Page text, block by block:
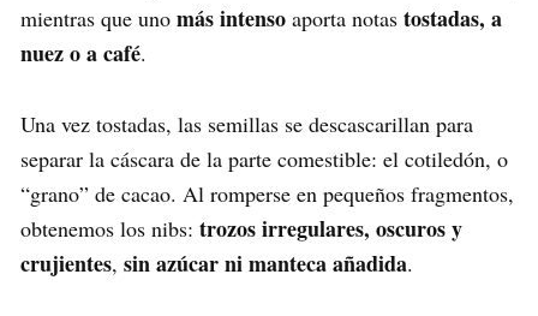
mientras que uno más intenso aporta notas tostadas, a
nuez o a café.
Una vez tostadas, las semillas se descascarillan para
separar la cáscara de la parte comestible: el cotiledón, o
“grano” de cacao. Al romperse en pequeños fragmentos,
obtenemos los nibs: trozos irregulares, oscuros y
crujientes, sin azúcar ni manteca añadida.